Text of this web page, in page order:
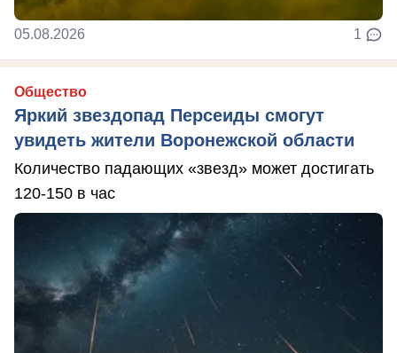
05.08.2026 1
Общество
Яркий звездопад Персеиды смогут
увидеть жители Воронежской области
Количество падающих «звезд» может достигать
120-150 в час